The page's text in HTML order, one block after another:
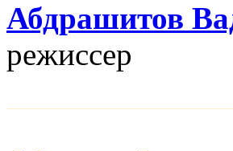
Абдрашитов
режисcер